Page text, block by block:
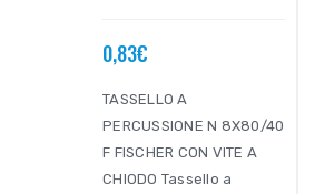
0,83€
TASSELLO A
PERCUSSIONE N 8X80/40
F FISCHER CON VITE A
CHIODO Tassello a